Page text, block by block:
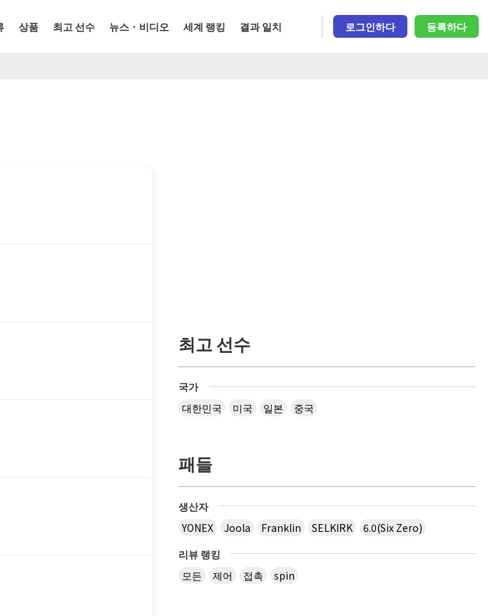
상품 최고 선수 뉴스 · 비디오 세계 랭킹 결과 일치 로그인하다 등록하다
최고 선수
국가
대한민국
미국 일본 중국
패들
생산자
YONEX
Joola Franklin SELKIRK
6.0(Six Zero)
리뷰 랭킹
모든
제어 접촉 spin